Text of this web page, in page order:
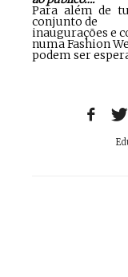
Para além de
conjunto de
inaugurações e
numa Fashion
podem ser